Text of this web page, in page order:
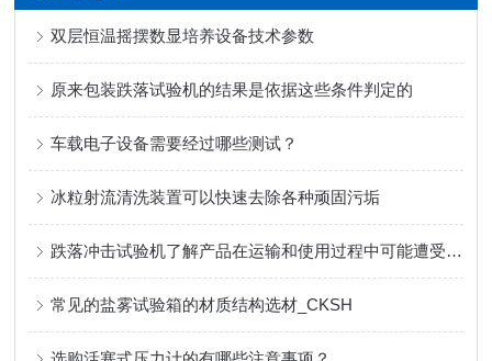
双层恒温摇摆数显培养设备​技术参数
原来包装跌落试验机的结果是依据这些条件判定的
车载电子设备需要经过哪些测试？
冰粒射流清洗装置可以快速去除各种顽固污垢
跌落冲击试验机了解产品在运输和使用过程中可能遭受的跌落冲击情况
常见的盐雾试验箱的材质结构选材_CKSH